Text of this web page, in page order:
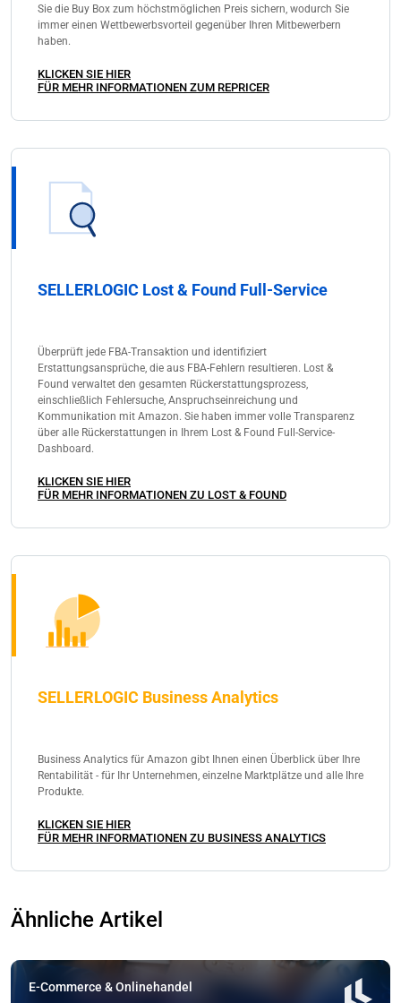
Sie die Buy Box zum höchstmöglichen Preis sichern, wodurch Sie
immer einen Wettbewerbsvorteil gegenüber Ihren Mitbewerbern
haben.
KLICKEN SIE HIER
FÜR MEHR INFORMATIONEN ZUM REPRICER
SELLERLOGIC Lost & Found Full-Service
Überprüft jede FBA-Transaktion und identifiziert
Erstattungsansprüche, die aus FBA-Fehlern resultieren. Lost &
Found verwaltet den gesamten Rückerstattungsprozess,
einschließlich Fehlersuche, Anspruchseinreichung und
Kommunikation mit Amazon. Sie haben immer volle Transparenz
über alle Rückerstattungen in Ihrem Lost & Found Full-Service-
Dashboard.
KLICKEN SIE HIER
FÜR MEHR INFORMATIONEN ZU LOST & FOUND
SELLERLOGIC Business Analytics
Business Analytics für Amazon gibt Ihnen einen Überblick über Ihre
Rentabilität - für Ihr Unternehmen, einzelne Marktplätze und alle Ihre
Produkte.
KLICKEN SIE HIER
FÜR MEHR INFORMATIONEN ZU BUSINESS ANALYTICS
Ähnliche Artikel
E-Commerce & Onlinehandel